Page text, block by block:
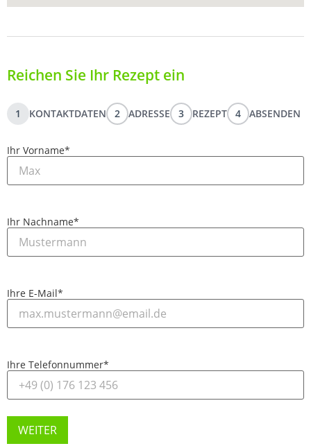
Reichen Sie Ihr Rezept ein
1 KONTAKTDATEN 2 ADRESSE 3 REZEPT 4 ABSENDEN
Ihr Vorname*
Ihr Nachname*
Ihre E-Mail*
Ihre Telefonnummer*
WEITER